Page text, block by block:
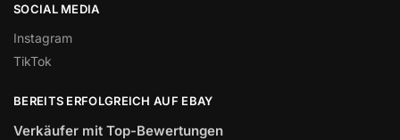
SOCIAL MEDIA
Instagram
TikTok
BEREITS ERFOLGREICH AUF EBAY
Verkäufer mit Top-Bewertungen